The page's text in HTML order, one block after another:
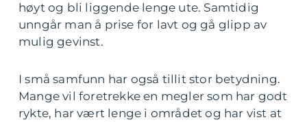
høyt og bli liggende lenge ute. Samtidig
unngår man å prise for lavt og gå glipp av
mulig gevinst.
I små samfunn har også tillit stor betydning.
Mange vil foretrekke en megler som har godt
rykte, har vært lenge i området og har vist at